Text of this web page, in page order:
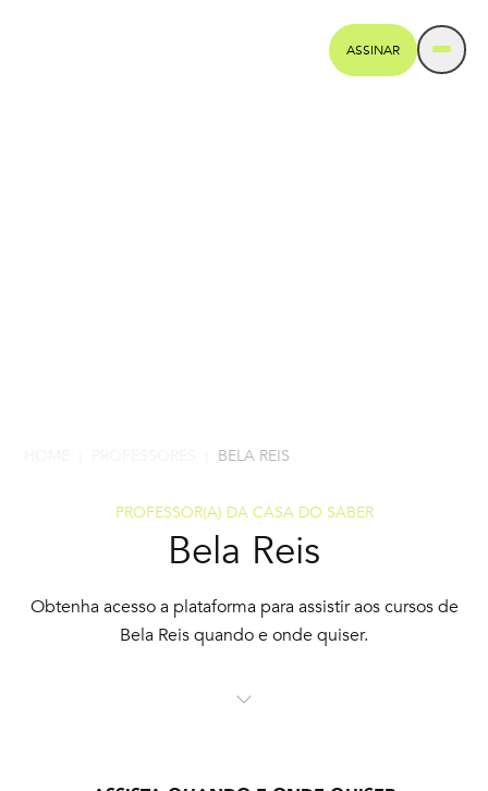
ASSINAR
BELA REIS
PROFESSOR(A) DA CASA DO SABER
Bela Reis
Obtenha acesso a plataforma para assistir aos cursos de
Bela Reis quando e onde quiser.